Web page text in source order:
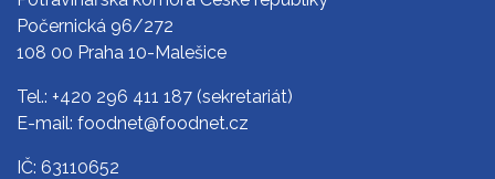
Počernická 96/272
108 00 Praha 10-Malešice
Tel.: +420 296 411 187 (sekretariát)
E-mail: foodnet@foodnet.cz
IČ: 63110652